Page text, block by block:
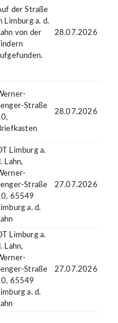
der Straße
Limburg a. d.
von der
28.07.2026
Straße
28.07.2026
Limburg a.
Lahn,
Straße
65549
a. d.
27.07.2026
Limburg a.
Lahn,
Straße
65549
a. d.
27.07.2026